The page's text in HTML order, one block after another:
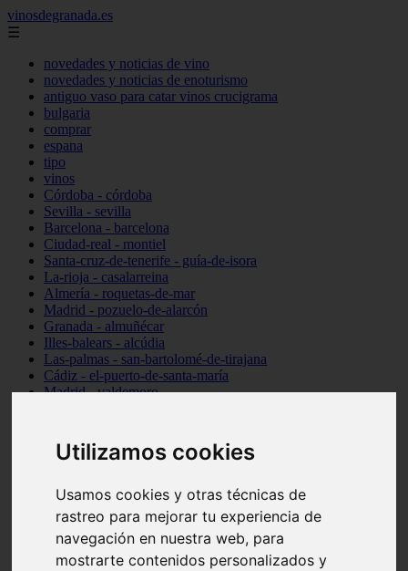
Utilizamos cookies
Usamos cookies y otras técnicas de
rastreo para mejorar tu experiencia de
navegación en nuestra web, para
mostrarte contenidos personalizados y
vinosdegranada.es
☰
novedades y noticias de vino
novedades y noticias de enoturismo
antiguo vaso para catar vinos crucigrama
bulgaria
comprar
espana
tipo
vinos
Córdoba - córdoba
Sevilla - sevilla
Barcelona - barcelona
Ciudad-real - montiel
Santa-cruz-de-tenerife - guía-de-isora
La-rioja - casalarreina
Almería - roquetas-de-mar
Madrid - pozuelo-de-alarcón
Granada - almuñécar
Illes-balears - alcúdia
Las-palmas - san-bartolomé-de-tirajana
Cádiz - el-puerto-de-santa-maría
Madrid - valdemoro
Cantabria - suances
Sevilla - bormujos
Málaga - júzcar
Huesca - alquézar
Huesca - castejón-de-sos
Lleida - alt-àneu